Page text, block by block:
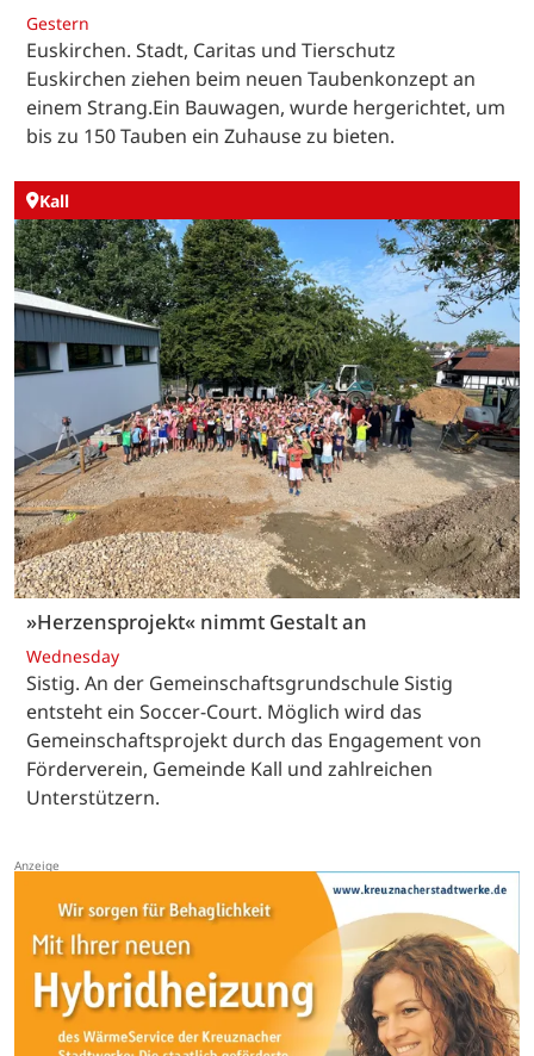
Gestern
Euskirchen. Stadt, Caritas und Tierschutz
Euskirchen ziehen beim neuen Taubenkonzept an
einem Strang.Ein Bauwagen, wurde hergerichtet, um
bis zu 150 Tauben ein Zuhause zu bieten.
Kall
»Herzensprojekt« nimmt Gestalt an
Wednesday
Sistig. An der Gemeinschaftsgrundschule Sistig
entsteht ein Soccer-Court. Möglich wird das
Gemeinschaftsprojekt durch das Engagement von
Förderverein, Gemeinde Kall und zahlreichen
Unterstützern.